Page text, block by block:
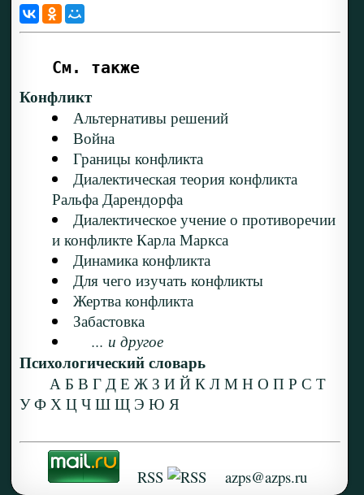
См. также
Конфликт
Альтернативы решений
Война
Границы конфликта
Диалектическая теория конфликта
Ральфа Дарендорфа
Диалектическое учение о противоречии
и конфликте Карла Маркса
Динамика конфликта
Для чего изучать конфликты
Жертва конфликта
Забастовка
... и другое
Психологический словарь
А Б В Г Д Е Ж З И Й К Л М Н О П Р С Т
У Ф Х Ц Ч Ш Щ Э Ю Я
RSS azps@azps.ru